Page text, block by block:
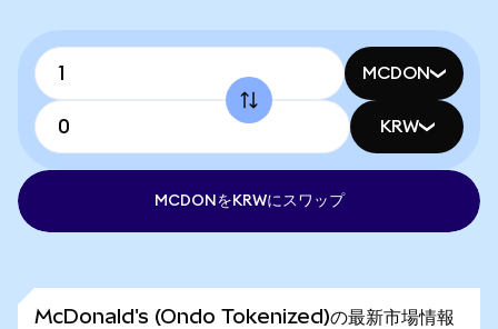
MCDON
KRW
MCDONをKRWにスワップ
McDonald's (Ondo Tokenized)の最新市場情報